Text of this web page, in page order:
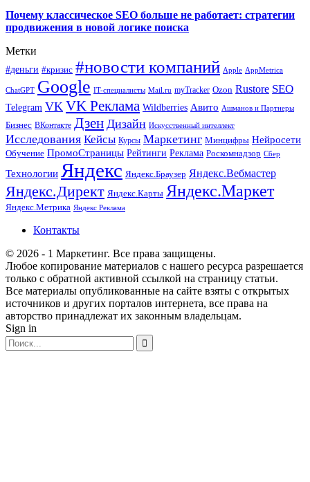
Почему классическое SEO больше не работает: стратегии
продвижения в новой логике поиска
Метки
#деньги #кризис #новости компаний Apple AppMetrica
ChatGPT Google IT-специалисты Mail.ru myTracker Ozon Rustore SEO
Telegram VK VK Реклама Wildberries Авито Ашманов и Партнеры
Бизнес ВКонтакте Дзен Дизайн Искусственный интеллект
Исследования Кейсы Курсы Маркетинг Минцифры Нейросети
Обучение ПромоСтраницы Рейтинги Реклама Роскомнадзор Сбер
Технологии Яндекс Яндекс.Браузер Яндекс.Вебмастер
Яндекс.Директ Яндекс.Карты Яндекс.Маркет
Яндекс.Метрика Яндекс Реклама
Контакты
© 2026 - 1 Маркетинг. Все права защищены.
Любое копирование материалов с нашего ресурса разрешается
только с обратной активной ссылкой на страницу статьи.
Все материалы опубликованные на сайте взяты с открытых
источников и других порталов интернета, все права на
авторство принадлежат их законным владельцам.
Sign in